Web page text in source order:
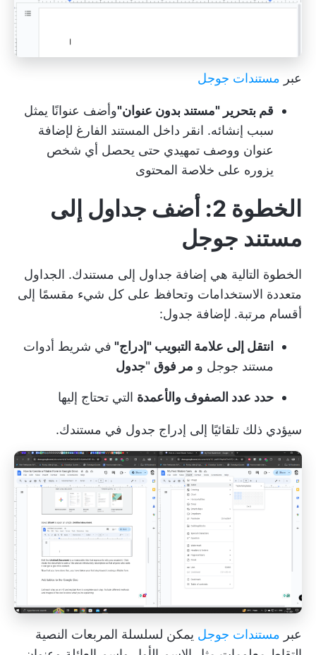
عبر مستندات جوجل
قم بتحرير "مستند بدون عنوان"وأضف عنوانًا يمثل
سبب إنشائه. انقر داخل المستند الفارغ لإضافة
عنوان ووصف تمهيدي حتى يحصل أي شخص
يزوره على خلاصة المحتوى
الخطوة 2: أضف جداول إلى
مستند جوجل
الخطوة التالية هي إضافة جداول إلى مستندك. الجداول
متعددة الاستخدامات وتحافظ على كل شيء مقسمًا إلى
أقسام مرتبة. لإضافة جدول:
انتقل إلى علامة التبويب "إدراج" في شريط أدوات
مستند جوجل و مر فوق "جدول
حدد عدد الصفوف والأعمدة التي تحتاج إليها
سيؤدي ذلك تلقائيًا إلى إدراج جدول في مستندك.
عبر مستندات جوجل يمكن لسلسلة المربعات النصية